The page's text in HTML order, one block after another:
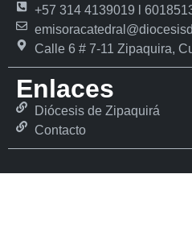
+57 314 4139019 l
Calle 6 # 7-11 Zipaquira,
Enlaces
Diócesis de Zipaquirá
Contacto